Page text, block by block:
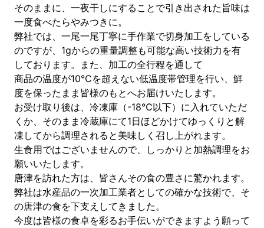
そのままに、一夜干しにすることで引き出された旨味は
一度食べたらやみつきに。
弊社では、一尾一尾丁寧に手作業で切身加工をしている
のですが、1gからの重量調整も可能な高い技術力を有
しております。また、加工の全行程を通して
商品の温度が10℃を超えない低温度帯管理を行い、鮮
度を保ったまま皆様のもとへお届けいたします。
お受け取り後は、冷凍庫（-18℃以下）に入れていただ
くか、そのまま冷蔵庫にて1日ほどかけてゆっくりと解
凍してから調理されると美味しく召し上がれます。
生食用ではございませんので、しっかりと加熱調理をお
願いいたします。
唐津を訪れた方は、皆さんその食の豊さに驚かれます。
弊社は水産品の一次加工業者としての確かな技術で、そ
の唐津の食を下支えしてきました。
今度は皆様の食卓を彩るお手伝いができますよう願って